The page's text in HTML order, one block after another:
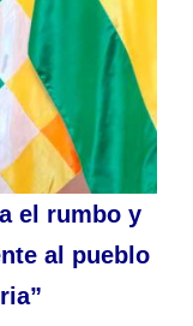
el rumbo y
al pueblo